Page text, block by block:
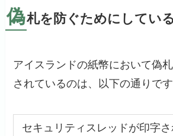
偽札を防ぐためにしてい
アイスランドの紙幣において偽
されているのは、以下の通りです
セキュリティスレッドが印字